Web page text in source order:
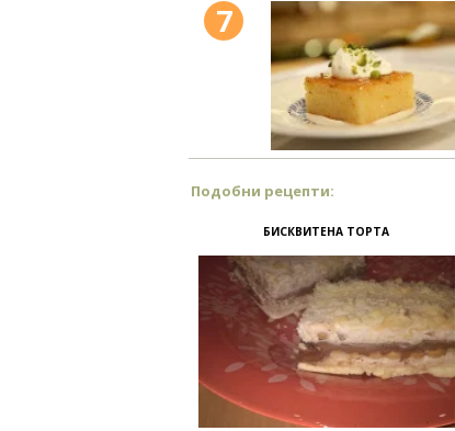
7
Подобни рецепти:
БИСКВИТЕНА ТОРТА